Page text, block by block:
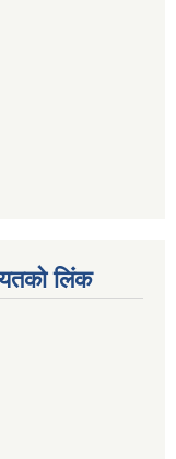
लिंक